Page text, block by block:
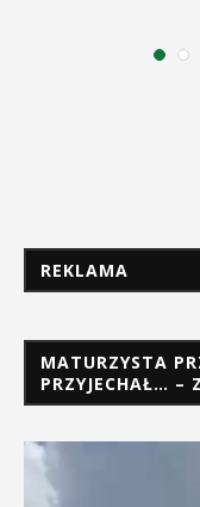
REKLAMA
MATURZYSTA
PRZYJECHAŁ… –
Odtwarzacz